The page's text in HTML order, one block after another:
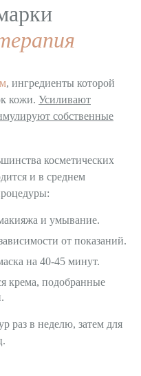
, ингредиенты которой
кожи. Усиливают
собственные
косметических
и в среднем
и умывание.
от показаний.
на 40-45 минут.
крема, подобранные
раз в неделю, затем для